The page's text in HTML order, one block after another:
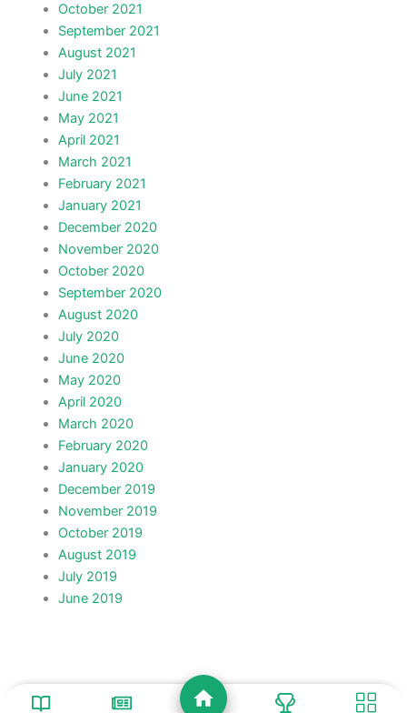
October 2021
September 2021
August 2021
July 2021
June 2021
May 2021
April 2021
March 2021
February 2021
January 2021
December 2020
November 2020
October 2020
September 2020
August 2020
July 2020
June 2020
May 2020
April 2020
March 2020
February 2020
January 2020
December 2019
November 2019
October 2019
August 2019
July 2019
June 2019